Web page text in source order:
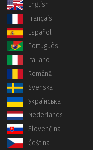
English
Français
Español
Português
Italiano
Română
Svenska
Українська
Nederlands
Slovenčina
Čeština